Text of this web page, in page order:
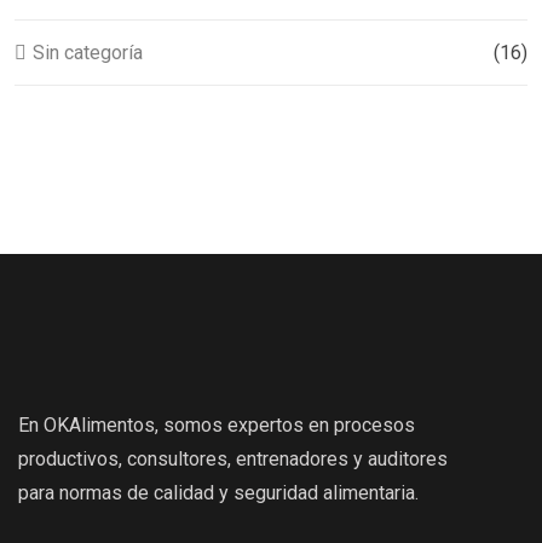
Sin categoría (16)
En OKAlimentos, somos expertos en procesos
productivos, consultores, entrenadores y auditores
para normas de calidad y seguridad alimentaria.